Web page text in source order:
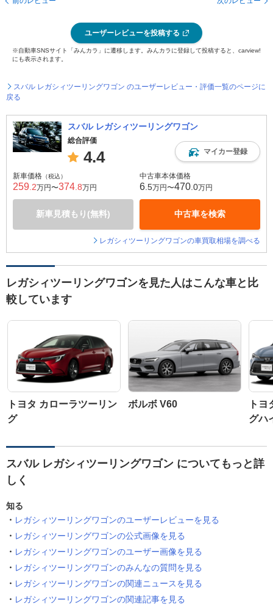
ユーザーレビューを投稿する
※自動車SNSサイト「みんカラ」に遷移します。みんカラに登録して投稿すると、carview!
にも表示されます。
スバル レガシィツーリングワゴン のユーザーレビュー・評価一覧のページに
戻る
スバル レガシィツーリングワゴン
総合評価
4.4 マイカー登録
新車価格 （税込）
259 .2万円〜374 .8万円
新車見積もり(無料)
中古車本体価格
6 .5万円〜470 .0万円
中古車を検索
レガシィツーリングワゴンの車買取相場を調べる
レガシィツーリングワゴンを見た人はこんな車と比
較しています
トヨタ カローラツーリン
グ
ボルボ V60
ト
グハ
スバル レガシィツーリングワゴン についてもっと詳
しく
知る
レガシィツーリングワゴンのユーザーレビューを見る
レガシィツーリングワゴンの公式画像を見る
レガシィツーリングワゴンのユーザー画像を見る
レガシィツーリングワゴンのみんなの質問を見る
レガシィツーリングワゴンの関連ニュースを見る
レガシィツーリングワゴンの関連記事を見る